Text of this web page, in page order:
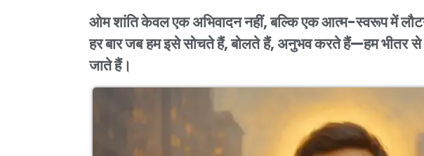
ओम शांति केवल एक अभिवादन नहीं, बल्कि एक आत्म-स्वरूप में
हर बार जब हम इसे सोचते हैं, बोलते हैं, अनुभव करते हैं—हम भीतर
जाते हैं।